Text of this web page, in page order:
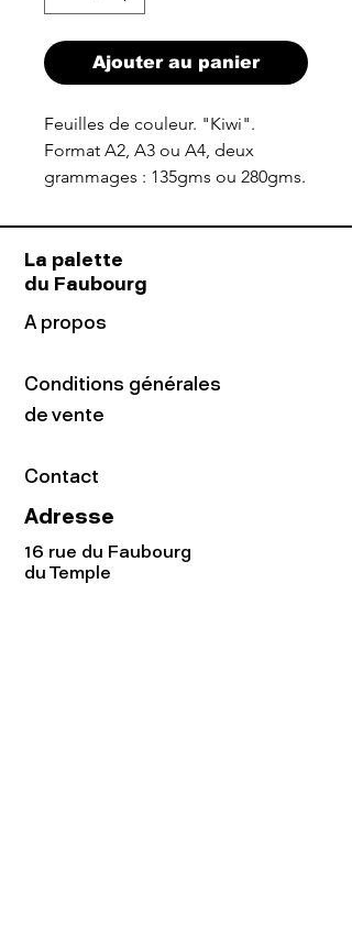
Ajouter au panier
Feuilles de couleur. "Kiwi".
Format A2, A3 ou A4, deux
grammages : 135gms ou 280gms.
La palette
du Faubourg
A propos
Conditions générales
de vente
Contact
Adresse
16 rue du Faubourg
du Temple